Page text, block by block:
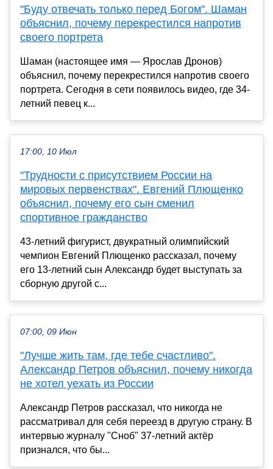
"Буду отвечать только перед Богом". Шаман
объяснил, почему перекрестился напротив
своего портрета
Шаман (настоящее имя — Ярослав Дронов)
объяснил, почему перекрестился напротив своего
портрета. Сегодня в сети появилось видео, где 34-
летний певец к...
17:00, 10 Июл
"Трудности с присутствием России на
мировых первенствах". Евгений Плющенко
объяснил, почему его сын сменил
спортивное гражданство
43-летний фигурист, двукратный олимпийский
чемпион Евгений Плющенко рассказал, почему
его 13-летний сын Александр будет выступать за
сборную другой с...
07:00, 09 Июн
"Лучше жить там, где тебе счастливо".
Александр Петров объяснил, почему никогда
не хотел уехать из России
Александр Петров рассказал, что никогда не
рассматривал для себя переезд в другую страну. В
интервью журналу "Сноб" 37-летний актёр
признался, что бы...